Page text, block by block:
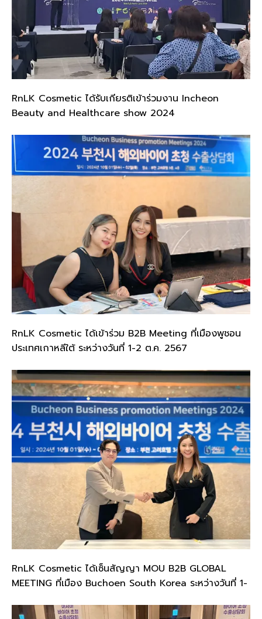
RnLK Cosmetic ได้รับเกียรติเข้าร่วมงาน Incheon
Beauty and Healthcare show 2024
RnLK Cosmetic ได้เข้าร่วม B2B Meeting ที่เมืองพูชอน
ประเทศเกาหลีใต้ ระหว่างวันที่ 1-2 ต.ค. 2567
RnLK Cosmetic ได้เซ็นสัญญา MOU B2B GLOBAL
MEETING ที่เมือง Buchoen South Korea ระหว่างวันที่ 1-